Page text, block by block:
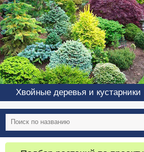
Хвойные деревья и кустарники